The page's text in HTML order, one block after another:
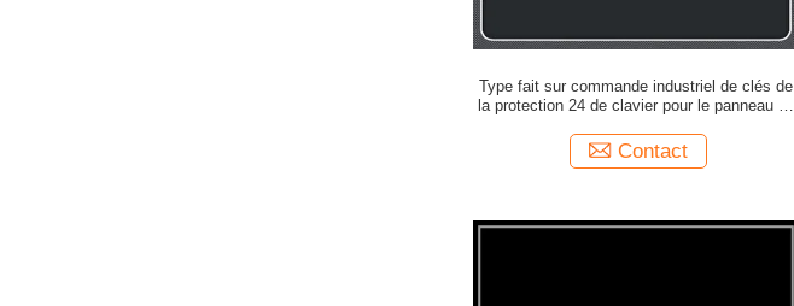
Type fait sur commande industriel de clés de
la protection 24 de clavier pour le panneau en
Contact